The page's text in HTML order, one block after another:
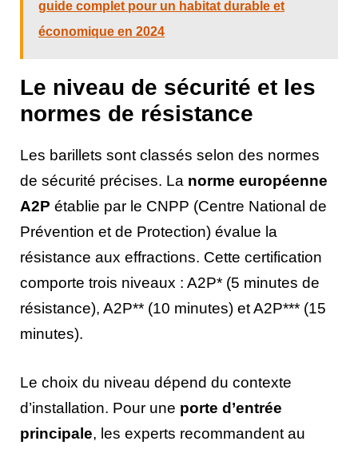
guide complet pour un habitat durable et
économique en 2024
Le niveau de sécurité et les
normes de résistance
Les barillets sont classés selon des normes
de sécurité précises. La norme européenne
A2P établie par le CNPP (Centre National de
Prévention et de Protection) évalue la
résistance aux effractions. Cette certification
comporte trois niveaux : A2P* (5 minutes de
résistance), A2P** (10 minutes) et A2P*** (15
minutes).
Le choix du niveau dépend du contexte
d’installation. Pour une porte d’entrée
principale, les experts recommandent au